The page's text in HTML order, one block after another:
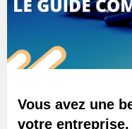
Vous avez une
votre